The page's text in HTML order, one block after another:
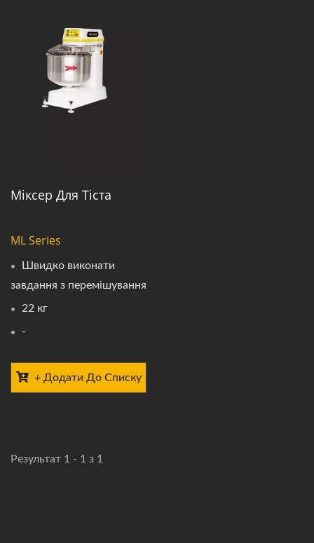
Міксер Для Тіста
ML Series
Швидко виконати
завдання з перемішування
22 кг
-
+ Додати До Списку
Результат 1 - 1 з 1